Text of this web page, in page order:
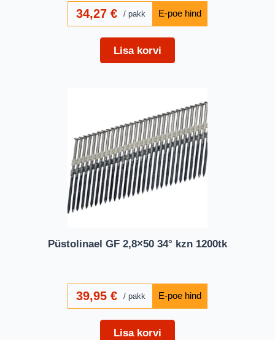
34,27€ pakk
Lisa korvi
Püstolinael GF 2,8×50 34° kzn 1200tk
39,95€ pakk
Lisa korvi